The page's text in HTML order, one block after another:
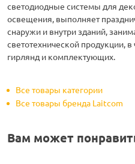
светодиодные системы для
освещения, выполняет
снаружи и внутри зданий,
светотехнической продукции,
гирлянд и комплектующих.
Все товары категории
Все товары бренда Laitcom
Вам может